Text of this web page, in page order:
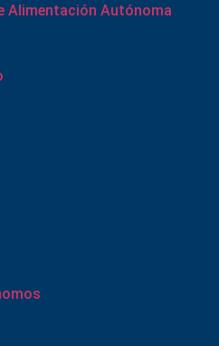
Alimentación Autónoma